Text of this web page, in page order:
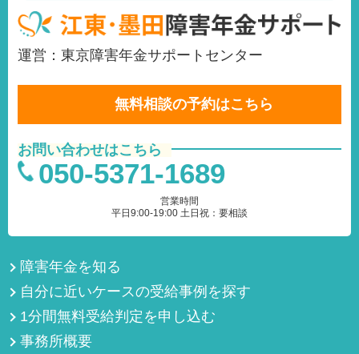
運営：東京障害年金サポートセンター
無料相談の予約はこちら
お問い合わせはこちら
050-5371-1689
営業時間
平日9:00-19:00 土日祝：要相談
障害年金を知る
自分に近いケースの受給事例を探す
1分間無料受給判定を申し込む
事務所概要